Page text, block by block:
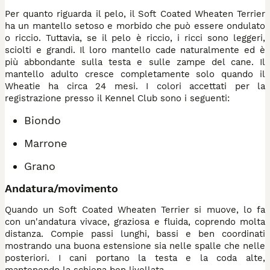
Per quanto riguarda il pelo, il Soft Coated Wheaten Terrier
ha un mantello setoso e morbido che può essere ondulato
o riccio. Tuttavia, se il pelo è riccio, i ricci sono leggeri,
sciolti e grandi. Il loro mantello cade naturalmente ed è
più abbondante sulla testa e sulle zampe del cane. Il
mantello adulto cresce completamente solo quando il
Wheatie ha circa 24 mesi. I colori accettati per la
registrazione presso il Kennel Club sono i seguenti:
Biondo
Marrone
Grano
Andatura/movimento
Quando un Soft Coated Wheaten Terrier si muove, lo fa
con un'andatura vivace, graziosa e fluida, coprendo molta
distanza. Compie passi lunghi, bassi e ben coordinati
mostrando una buona estensione sia nelle spalle che nelle
posteriori. I cani portano la testa e la coda alte,